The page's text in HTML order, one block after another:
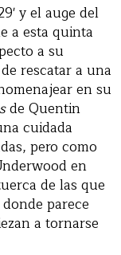
y el auge del
a esta quinta
a su
rescatar a una
en su
de Quentin
cuidada
pero como
en
de las que
parece
a tornarse